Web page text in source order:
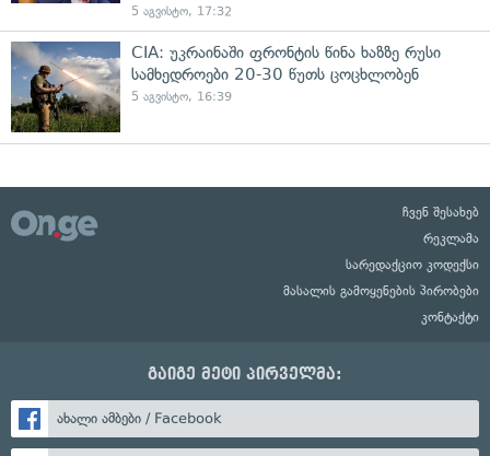
5 აგვისტო, 17:32
CIA: უკრაინაში ფრონტის წინა ხაზზე რუსი
სამხედროები 20-30 წუთს ცოცხლობენ
5 აგვისტო, 16:39
ჩვენ შესახებ
რეკლამა
სარედაქციო კოდექსი
მასალის გამოყენების პირობები
კონტაქტი
გაიგე მეტი პირველმა:
ახალი ამბები / Facebook